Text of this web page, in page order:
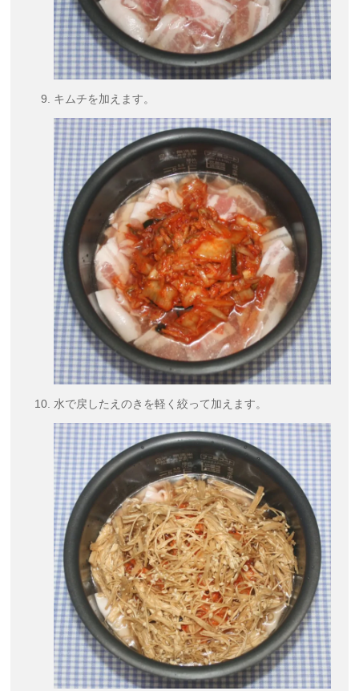
キムチを加えます。
水で戻したえのきを軽く絞って加えます。